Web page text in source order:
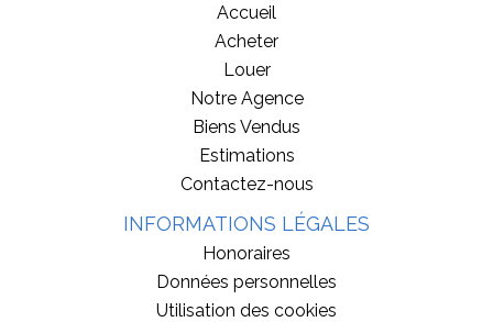
Accueil
Acheter
Louer
Notre Agence
Biens Vendus
Estimations
Contactez-nous
INFORMATIONS LÉGALES
Honoraires
Données personnelles
Utilisation des cookies